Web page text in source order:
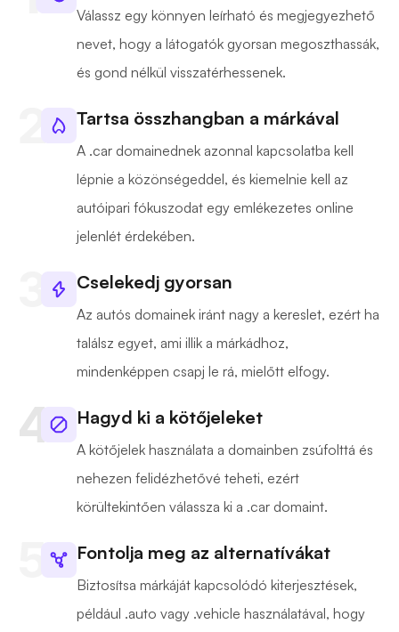
Válassz egy könnyen leírható és megjegyezhető
nevet, hogy a látogatók gyorsan megoszthassák,
és gond nélkül visszatérhessenek.
Tartsa összhangban a márkával
A .car domainednek azonnal kapcsolatba kell
lépnie a közönségeddel, és kiemelnie kell az
autóipari fókuszodat egy emlékezetes online
jelenlét érdekében.
Cselekedj gyorsan
Az autós domainek iránt nagy a kereslet, ezért ha
találsz egyet, ami illik a márkádhoz,
mindenképpen csapj le rá, mielőtt elfogy.
Hagyd ki a kötőjeleket
A kötőjelek használata a domainben zsúfolttá és
nehezen felidézhetővé teheti, ezért
körültekintően válassza ki a .car domaint.
Fontolja meg az alternatívákat
Biztosítsa márkáját kapcsolódó kiterjesztések,
például .auto vagy .vehicle használatával, hogy